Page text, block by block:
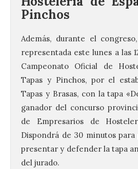
Pinchos
Además, durante el
representada este lunes a las
Campeonato Oficial de
Tapas y Pinchos, por el
Tapas y Brasas, con la tapa
ganador del concurso
de Empresarios de
Dispondrá de 30 minutos para
presentar y defender la tapa
del jurado.